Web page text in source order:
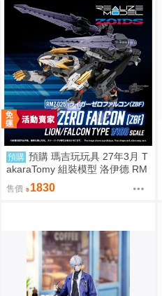
預購 預購 瑪吉玩玩具 27年3月 T
akaraTomy 組裝模型 洛伊德 RM
Z-025 長牙獅零式・獵鷹型（ZB
F） 0828
售價 1830